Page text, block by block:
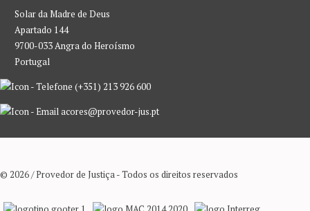
Solar da Madre de Deus
Apartado 144
9700-033 Angra do Heroísmo
Portugal
(+351) 213 926 600
acores@provedor-jus.pt
© 2026 / Provedor de Justiça - Todos os direitos reservados